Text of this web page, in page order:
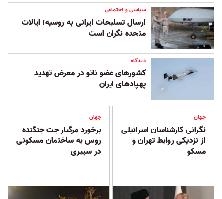
سیاسی و اجتماعی
ارسال تسلیحات ایرانی به روسیه؛ ایالات
متحده نگران است
دیدگاه
کشورهای عضو ناتو در معرض تهدید
پهپادهای ایران
جهان
نگرانی کارشناسان اسرائیلی
از نزدیکی روابط تهران و
مسکو
جهان
برخورد مرگبار جت جنگنده
روس به ساختمان مسکونی
در سیبری